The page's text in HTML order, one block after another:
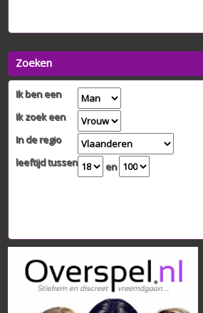
Zoeken
Ik ben een
Ik zoek een
In de regio
leeftijd tussen
en